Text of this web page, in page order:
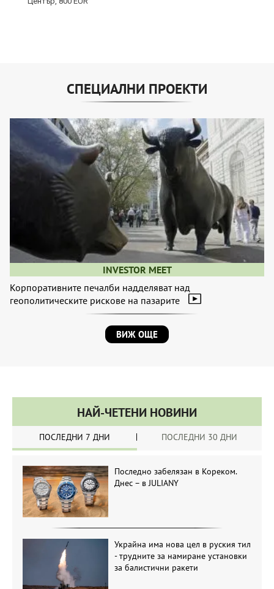
СПЕЦИАЛНИ ПРОЕКТИ
INVESTOR MEET
Корпоративните печалби надделяват над
геополитическите рискове на пазарите
ВИЖ ОЩЕ
НАЙ-ЧЕТЕНИ НОВИНИ
ПОСЛЕДНИ 7 ДНИ ПОСЛЕДНИ 30 ДНИ
Последно забелязан в Кореком.
Днес – в JULIANY
Украйна има нова цел в руския тил
- трудните за намиране установки
за балистични ракети